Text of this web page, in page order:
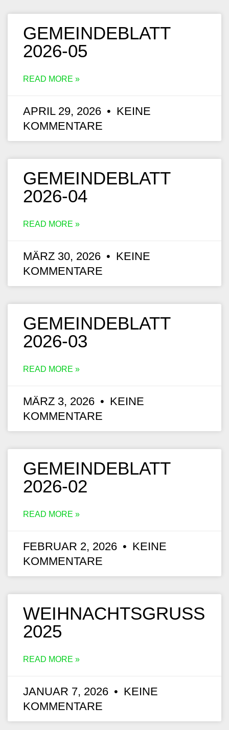
GEMEINDEBLATT
2026-05
READ MORE »
APRIL 29, 2026
KEINE
KOMMENTARE
GEMEINDEBLATT
2026-04
READ MORE »
MÄRZ 30, 2026
KEINE
KOMMENTARE
GEMEINDEBLATT
2026-03
READ MORE »
MÄRZ 3, 2026
KEINE
KOMMENTARE
GEMEINDEBLATT
2026-02
READ MORE »
FEBRUAR 2, 2026
KEINE
KOMMENTARE
WEIHNACHTSGRUSS 2
025
READ MORE »
JANUAR 7, 2026
KEINE
KOMMENTARE